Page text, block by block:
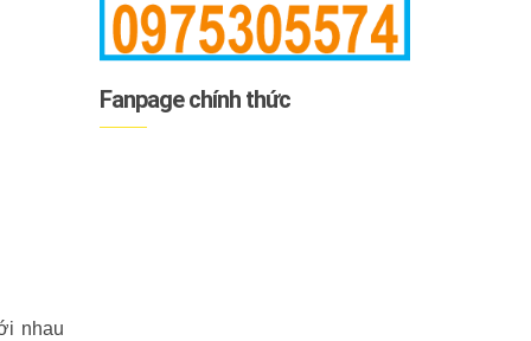
nhau
Fanpage chính thức